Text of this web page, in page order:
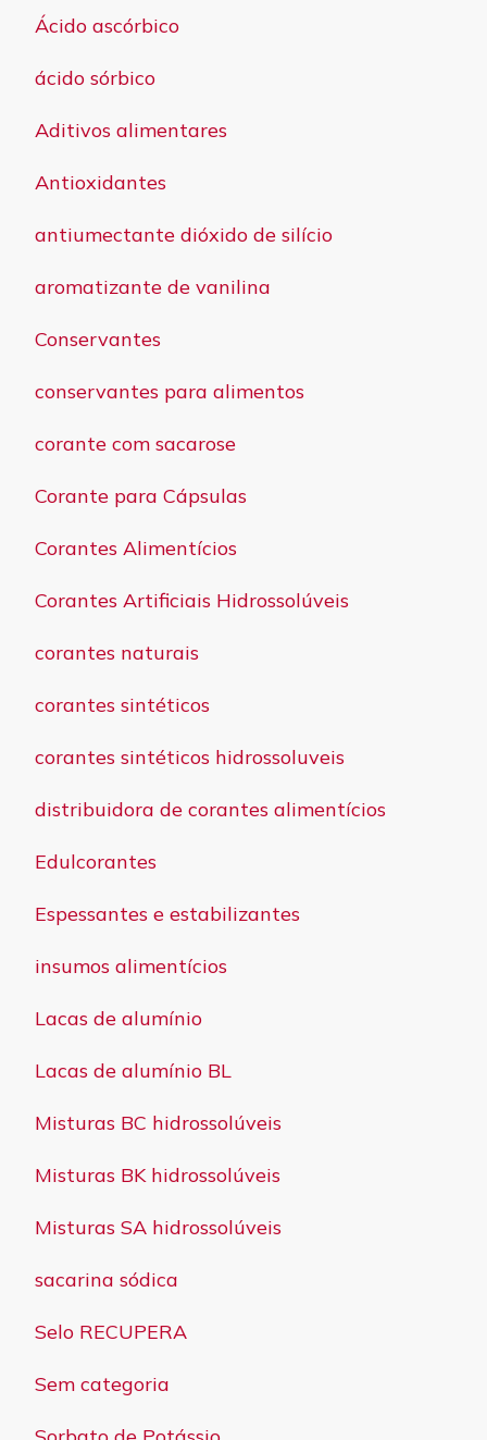
Ácido ascórbico
ácido sórbico
Aditivos alimentares
Antioxidantes
antiumectante dióxido de silício
aromatizante de vanilina
Conservantes
conservantes para alimentos
corante com sacarose
Corante para Cápsulas
Corantes Alimentícios
Corantes Artificiais Hidrossolúveis
corantes naturais
corantes sintéticos
corantes sintéticos hidrossoluveis
distribuidora de corantes alimentícios
Edulcorantes
Espessantes e estabilizantes
insumos alimentícios
Lacas de alumínio
Lacas de alumínio BL
Misturas BC hidrossolúveis
Misturas BK hidrossolúveis
Misturas SA hidrossolúveis
sacarina sódica
Selo RECUPERA
Sem categoria